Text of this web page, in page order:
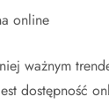
online
ważnym
dostępność